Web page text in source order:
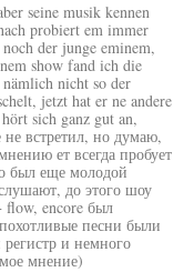
seine musik kennen
probiert em immer
der junge eminem,
show fand ich die
nicht so der
jetzt hat er ne andere
sich ganz gut an,
встретил, но думаю,
ет всегда пробует
был еще молодой
до этого шоу
flow, encore был
песни были
и немного
мнение)